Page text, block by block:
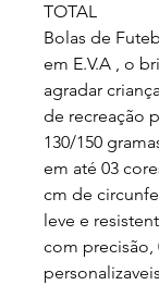
TOTAL
Bolas de
em E.V.A , o
agradar
de recreação
130/150
em até 03
cm de
leve e
com precisão,